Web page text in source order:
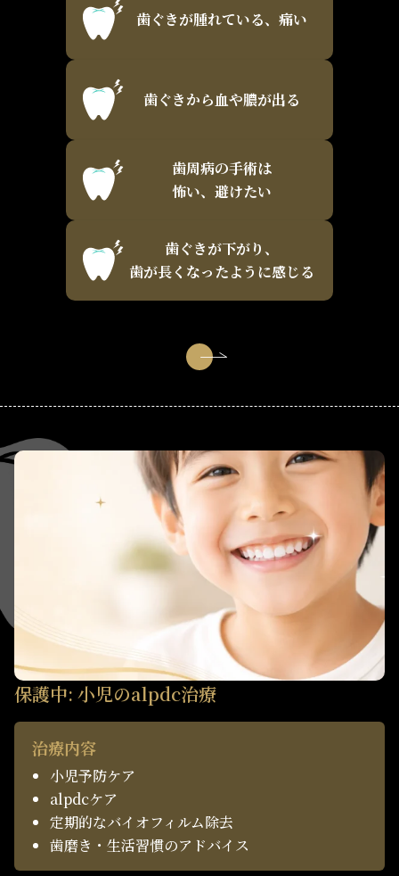
歯ぐきが腫れている、痛い
歯ぐきから血や膿が出る
歯周病の手術は
怖い、避けたい
歯ぐきが下がり、
歯が長くなったように感じる
保護中: 小児のalpdc治療
治療内容
小児予防ケア
alpdcケア
定期的なバイオフィルム除去
歯磨き・生活習慣のアドバイス